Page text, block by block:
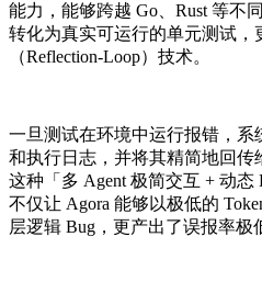
能力，能够跨越 Go、Rust 等不
转化为真实可运行的单元测试，
（Reflection-Loop）技术。
一旦测试在环境中运行报错，
和执行日志，并将其精简地回传
这种「多 Agent 极简交互 + 动态
不仅让 Agora 能够以极低的
层逻辑 Bug，更产出了误报率极